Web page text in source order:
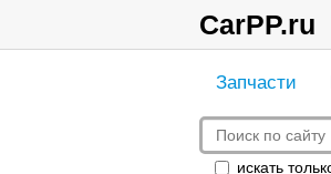
CarPP.ru
Запчасти
искать